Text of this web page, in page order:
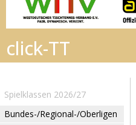
Spielklassen 2026/27
Bundes-/Regional-/Oberligen